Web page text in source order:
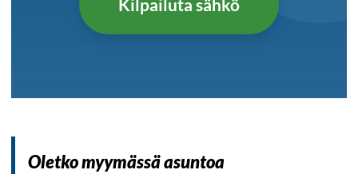
Kilpailuta sähkö
Oletko myymässä asuntoa